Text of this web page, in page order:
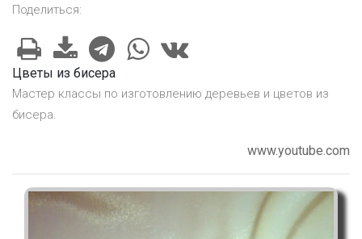
Поделиться:
Цветы из бисера
Мастер классы по изготовлению деревьев и цветов из
бисера.
www.youtube.com